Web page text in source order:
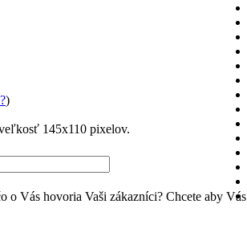
)
145x110 pixelov.
Vás hovoria Vaši zákazníci? Chcete aby Vás